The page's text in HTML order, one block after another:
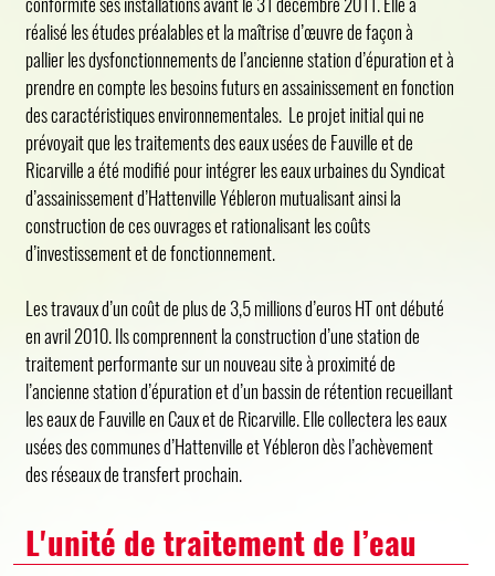
réalisé les études préalables et la maîtrise d’œuvre de façon à
pallier les dysfonctionnements de l’ancienne station d’épuration et à
prendre en compte les besoins futurs en assainissement en fonction
des caractéristiques environnementales. Le projet initial qui ne
prévoyait que les traitements des eaux usées de Fauville et de
Ricarville a été modifié pour intégrer les eaux urbaines du Syndicat
d’assainissement d’Hattenville Yébleron mutualisant ainsi la
construction de ces ouvrages et rationalisant les coûts
d’investissement et de fonctionnement.
Les travaux d’un coût de plus de 3,5 millions d’euros HT ont débuté
en avril 2010. Ils comprennent la construction d’une station de
traitement performante sur un nouveau site à proximité de
l’ancienne station d’épuration et d’un bassin de rétention recueillant
les eaux de Fauville en Caux et de Ricarville. Elle collectera les eaux
usées des communes d’Hattenville et Yébleron dès l’achèvement
des réseaux de transfert prochain.
L'unité de traitement de l’eau